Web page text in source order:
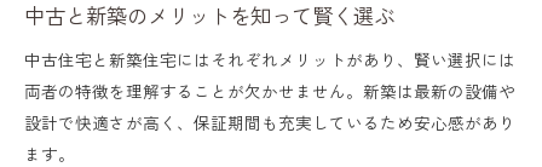
ク
ライフスタイルに合った新築を見極める方
中古と新築のメリットを知って賢く選ぶ
中古住宅と新築住宅にはそれぞれメリットがあり、賢い選択には
両者の特徴を理解することが欠かせません。新築は最新の設備や
設計で快適さが高く、保証期間も充実しているため安心感があり
ます。